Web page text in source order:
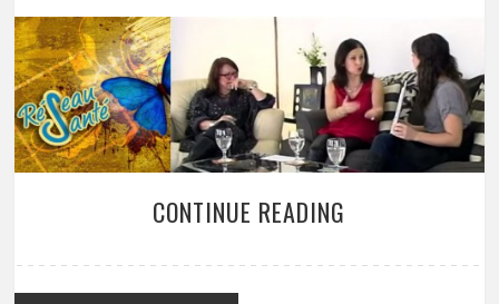
CONTINUE READING